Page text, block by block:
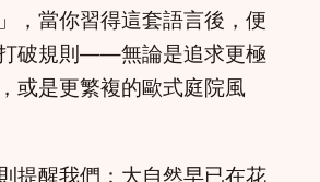
，當你習得這套語言後，便
破規則——無論是追求更極
或是更繁複的歐式庭院風
提醒我們：大自然早已在花